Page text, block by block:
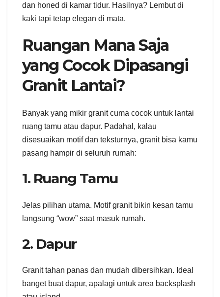
dan honed di kamar tidur. Hasilnya? Lembut di
kaki tapi tetap elegan di mata.
Ruangan Mana Saja
yang Cocok Dipasangi
Granit Lantai?
Banyak yang mikir granit cuma cocok untuk lantai
ruang tamu atau dapur. Padahal, kalau
disesuaikan motif dan teksturnya, granit bisa kamu
pasang hampir di seluruh rumah:
1. Ruang Tamu
Jelas pilihan utama. Motif granit bikin kesan tamu
langsung “wow” saat masuk rumah.
2. Dapur
Granit tahan panas dan mudah dibersihkan. Ideal
banget buat dapur, apalagi untuk area backsplash